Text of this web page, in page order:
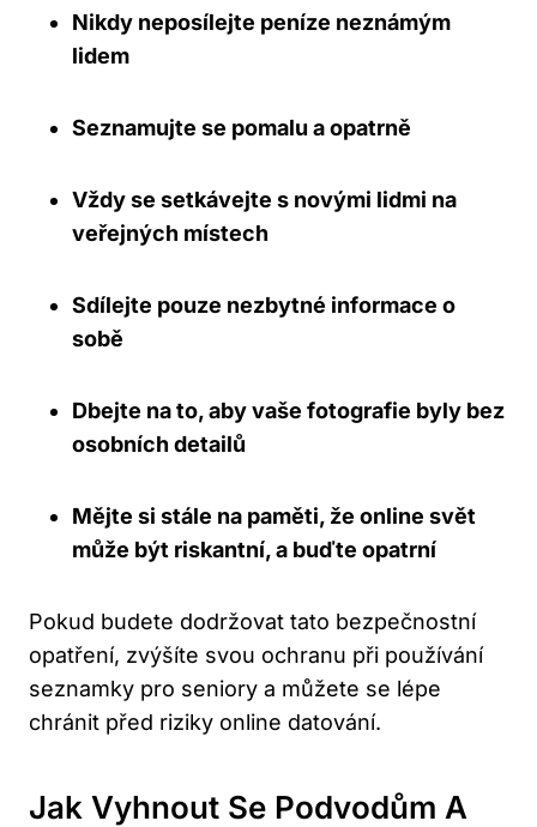
Nikdy neposílejte peníze neznámým
lidem
Seznamujte se pomalu a opatrně
Vždy se setkávejte s novými lidmi na
veřejných místech
Sdílejte pouze nezbytné informace o
sobě
Dbejte na to, aby vaše fotografie byly bez
osobních detailů
Mějte si stále na paměti, že online svět
může být riskantní, a buďte opatrní
Pokud budete dodržovat tato bezpečnostní
opatření, zvýšíte svou ochranu při používání
seznamky pro seniory a můžete se lépe
chránit před riziky online datování.
Jak Vyhnout Se Podvodům A